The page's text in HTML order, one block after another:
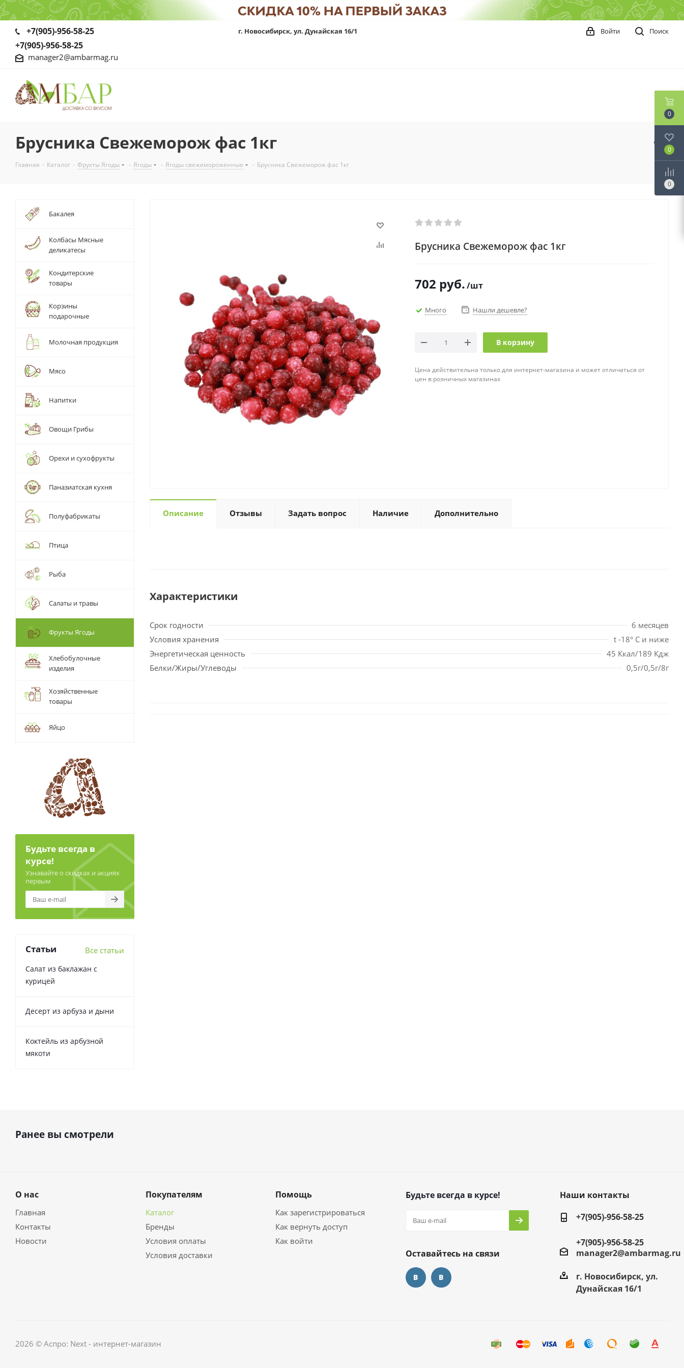
+7(905)-956-58-25
+7(905)-956-58-25
manager2@ambarmag.ru
г. Новосибирск, ул. Дунайская 16/1 Поиск
Войти
Брусника Свежеморож фас 1кг
Главная - Каталог - Фрукты Ягоды - Ягоды - Ягоды свежемороженные - Брусника Свежеморож фас 1кг
Брусника Свежеморож фас 1кг
702 руб./шт
Много Нашли дешевле?
В корзину
Цена действительна только для интернет-магазина и может отличаться от
цен в розничных магазинах
Описание Отзывы Задать вопрос Наличие Дополнительно
Характеристики
Срок годности
6 месяцев
Условия хранения
t -18° С и ниже
Энергетическая ценность
45 Ккал/189 Кдж
Белки/Жиры/Углеводы
0,5г/0,5г/8г
Бакалея
Колбасы Мясные
деликатесы
Кондитерские
товары
Корзины
подарочные
Молочная продукция
Мясо
Напитки
Овощи Грибы
Орехи и сухофрукты
Паназиатская кухня
Полуфабрикаты
Птица
Рыба
Салаты и травы
Фрукты Ягоды
Хлебобулочные
изделия
Хозяйственные
товары
Яйцо
Будьте всегда в
курсе!
Узнавайте о скидках и акциях
первым
Статьи Все статьи
Салат из баклажан с
курицей
Десерт из арбуза и дыни
Коктейль из арбузной
мякоти
Ранее вы смотрели
О нас
Главная
Контакты
Новости
Покупателям
Каталог
Бренды
Условия оплаты
Условия доставки
Помощь
Как зарегистрироваться
Как вернуть доступ
Как войти
Будьте всегда в курсе!
Оставайтесь на связи
Наши контакты
+7(905)-956-58-25
+7(905)-956-58-25
manager2@ambarmag.ru
г. Новосибирск, ул.
Дунайская 16/1
2026 © Аспро: Next - интернет-магазин
0
0
0